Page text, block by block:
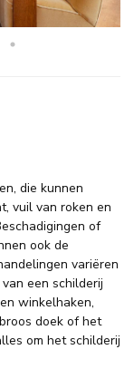
die kunnen
vuil van roken en
of
ook de
variëren
een schilderij
winkelhaken,
doek of het
om het schilderij